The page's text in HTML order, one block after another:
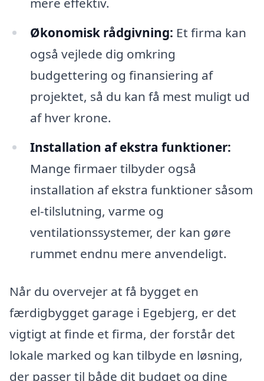
Økonomisk rådgivning: Et firma kan
også vejlede dig omkring
budgettering og finansiering af
projektet, så du kan få mest muligt ud
af hver krone.
Installation af ekstra funktioner:
Mange firmaer tilbyder også
installation af ekstra funktioner såsom
el-tilslutning, varme og
ventilationssystemer, der kan gøre
rummet endnu mere anvendeligt.
Når du overvejer at få bygget en
færdigbygget garage i Egebjerg, er det
vigtigt at finde et firma, der forstår det
lokale marked og kan tilbyde en løsning,
der passer til både dit budget og dine